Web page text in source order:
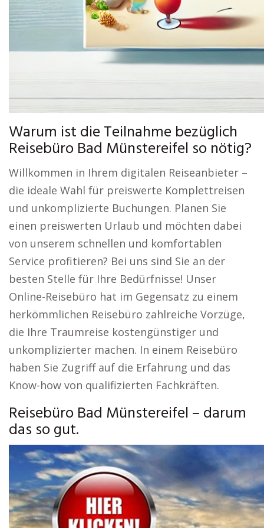
Warum ist die Teilnahme bezüglich
Reisebüro Bad Münstereifel so nötig?
Willkommen in Ihrem digitalen Reiseanbieter –
die ideale Wahl für preiswerte Komplettreisen
und unkomplizierte Buchungen. Planen Sie
einen preiswerten Urlaub und möchten dabei
von unserem schnellen und komfortablen
Service profitieren? Bei uns sind Sie an der
besten Stelle für Ihre Bedürfnisse! Unser
Online-Reisebüro hat im Gegensatz zu einem
herkömmlichen Reisebüro zahlreiche Vorzüge,
die Ihre Traumreise kostengünstiger und
unkomplizierter machen. In einem Reisebüro
haben Sie Zugriff auf die Erfahrung und das
Know-how von qualifizierten Fachkräften.
Reisebüro Bad Münstereifel – darum
das so gut.